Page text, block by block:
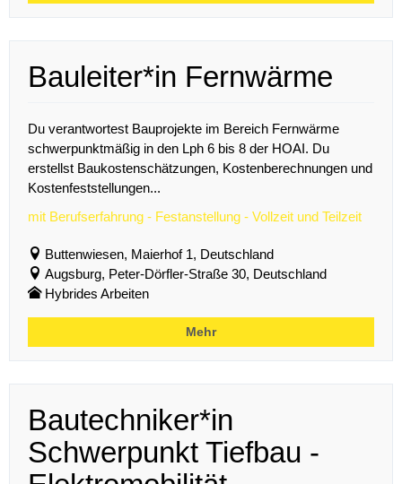
Bauleiter*in Fernwärme
Du verantwortest Bauprojekte im Bereich Fernwärme
schwerpunktmäßig in den Lph 6 bis 8 der HOAI. Du
erstellst Baukostenschätzungen, Kostenberechnungen und
Kostenfeststellungen...
mit Berufserfahrung - Festanstellung - Vollzeit und Teilzeit
Buttenwiesen, Maierhof 1, Deutschland
Augsburg, Peter-Dörfler-Straße 30, Deutschland
Hybrides Arbeiten
Mehr
Bautechniker*in
Schwerpunkt Tiefbau -